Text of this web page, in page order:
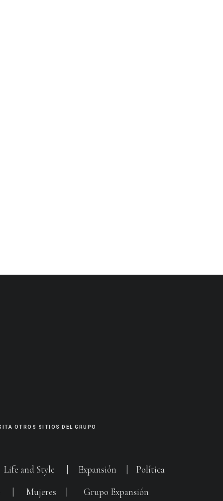
OTROS SITIOS DEL GRUPO
Life and Style Expansión
Política
Mujeres Grupo Expansión